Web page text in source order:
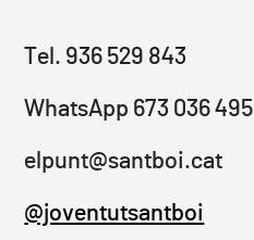
Tel. 936 529 843
WhatsApp 673 036 495
elpunt@santboi.cat
@joventutsantboi